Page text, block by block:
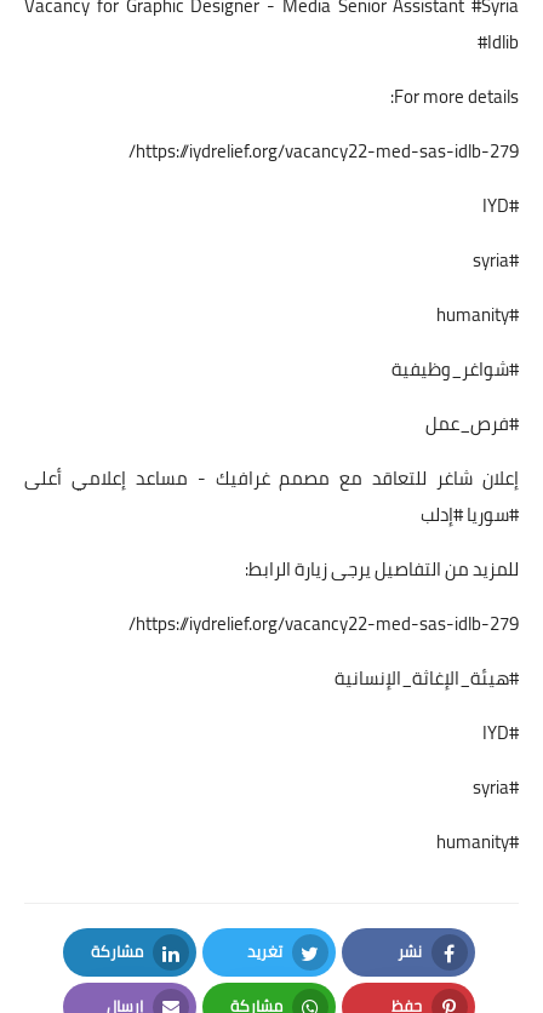
#Idlib
For more details:
https://iydrelief.org/vacancy22-med-sas-idlb-279/
#IYD
#syria
#humanity
#شواغر_وظيفية
#فرص_عمل
إعلان شاغر للتعاقد مع مصمم غرافيك - مساعد إعلامي أعلى
#سوريا #إدلب
للمزيد من التفاصيل يرجى زيارة الرابط:
https://iydrelief.org/vacancy22-med-sas-idlb-279/
#هيئة_الإغاثة_الإنسانية
#IYD
#syria
#humanity
نشر
Facebook
تغريد
Twitter
مشاركة
LinkedIn
حفظ مشاركة إرسال